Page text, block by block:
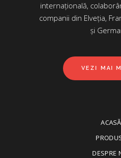
internațională,
companii din Elveția,
și
VEZI MAI
ACASĂ
DESPRE